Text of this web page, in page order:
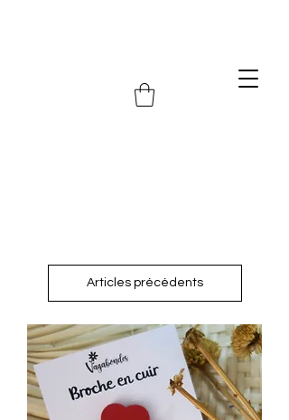
Articles précédents